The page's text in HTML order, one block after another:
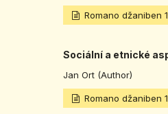
Romano džaniben
Sociální a etnické
Jan Ort (Author)
Romano džaniben